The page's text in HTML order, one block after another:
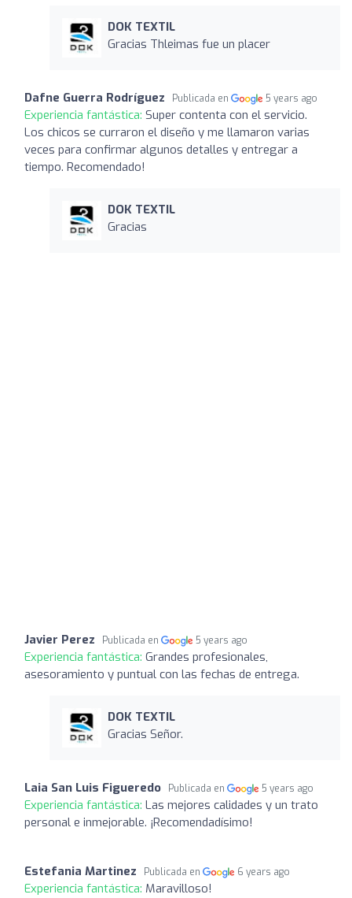
DOK TEXTIL
Gracias Thleimas fue un placer
Dafne Guerra Rodríguez Publicada en 5 years ago
Experiencia fantástica: Super contenta con el servicio.
Los chicos se curraron el diseño y me llamaron varias
veces para confirmar algunos detalles y entregar a
tiempo. Recomendado!
DOK TEXTIL
Gracias
Javier Perez Publicada en 5 years ago
Experiencia fantástica: Grandes profesionales,
asesoramiento y puntual con las fechas de entrega.
DOK TEXTIL
Gracias Señor.
Laia San Luis Figueredo Publicada en 5 years ago
Experiencia fantástica: Las mejores calidades y un trato
personal e inmejorable. ¡Recomendadísimo!
Estefania Martinez Publicada en 6 years ago
Experiencia fantástica: Maravilloso!